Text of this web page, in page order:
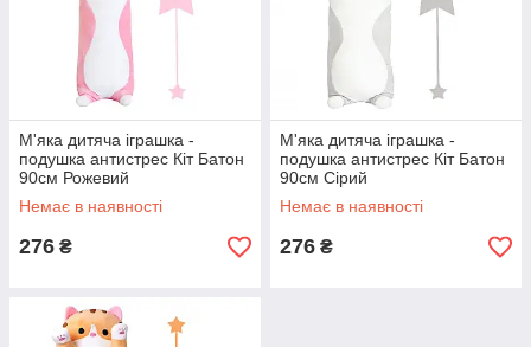
М'яка дитяча іграшка -
подушка антистрес Кіт Батон
90см Рожевий
Немає в наявності
276 ₴
М'яка дитяча іграшка -
подушка антистрес Кіт Батон
90см Сірий
Немає в наявності
276 ₴